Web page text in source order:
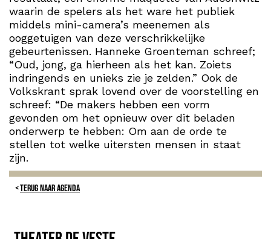
waarin de spelers als het ware het publiek
middels mini-camera’s meenemen als
ooggetuigen van deze verschrikkelijke
gebeurtenissen. Hanneke Groenteman schreef;
“Oud, jong, ga hierheen als het kan. Zoiets
indringends en unieks zie je zelden.” Ook de
Volkskrant sprak lovend over de voorstelling en
schreef: “De makers hebben een vorm
gevonden om het opnieuw over dit beladen
onderwerp te hebben: Om aan de orde te
stellen tot welke uitersten mensen in staat
zijn.
TERUG NAAR AGENDA